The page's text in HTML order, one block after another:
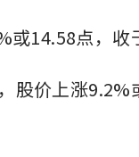
14.58点，收
股价上涨9.2%